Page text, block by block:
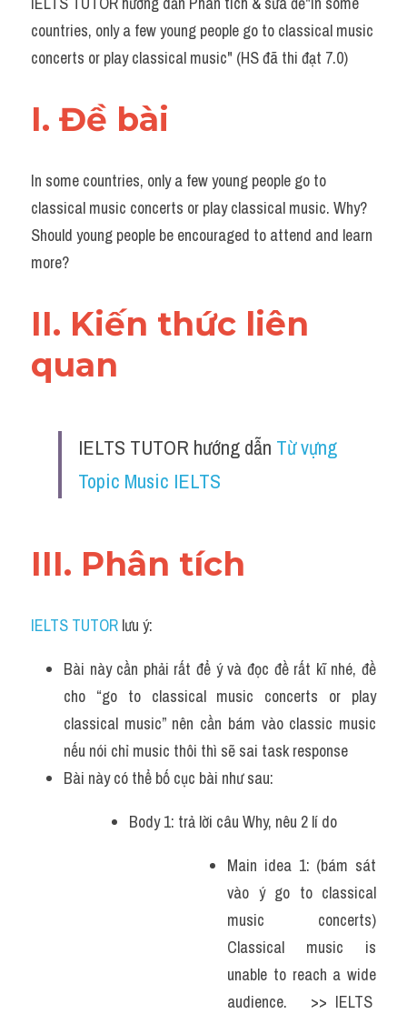
Task 2
Từ vựng theo topic
Grammar
Map
Cam
Environment
Process
Task 1
Đề thi thật Task 2
Speaking
Writing
Reading
Business
countries, only a few young people go to classical music
concerts or play classical music" (HS đã thi đạt 7.0)
I. Đề bài
In some countries, only a few young people go to
classical music concerts or play classical music. Why?
Should young people be encouraged to attend and learn
more?
II. Kiến thức liên
quan
IELTS TUTOR hướng dẫn Từ vựng
Topic Music IELTS
III. Phân tích
IELTS TUTOR lưu ý:
Bài này cần phải rất để ý và đọc đề rất kĩ nhé, đề
cho “go to classical music concerts or play
classical music” nên cần bám vào classic music
nếu nói chỉ music thôi thì sẽ sai task response
Bài này có thể bố cục bài như sau:
Body 1: trả lời câu Why, nêu 2 lí do
Main idea 1: (bám sát
vào ý go to classical
music concerts)
Classical music is
unable to reach a wide
audience.   >> IELTS